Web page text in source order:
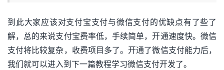
到此大家应该对支付宝支付与微信支付的优缺点有了些了
解，总的来说支付宝费率低，手续简单，开通速度快。微信
支付将比较复杂，收费项目多了。开通了微信支付能力后，
我们就可以进入到下一篇教程学习微信支付开发了。